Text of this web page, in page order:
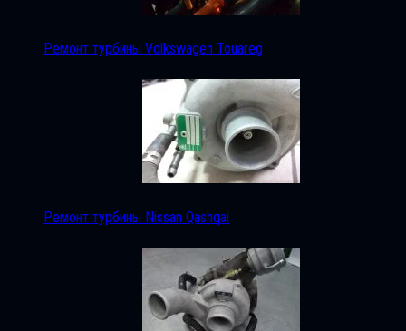
Ремонт турбины Volkswagen Touareg
Ремонт турбины Nissan Qashqai